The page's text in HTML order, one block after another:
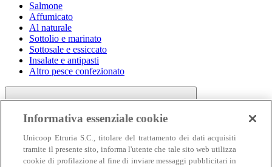
Salmone
Affumicato
Al naturale
Sottolio e marinato
Sottosale e essiccato
Insalate e antipasti
Altro pesce confezionato
Informativa essenziale cookie
Unicoop Etruria S.C., titolare del trattamento dei dati acquisiti
tramite il presente sito, informa l'utente che tale sito web utilizza
cookie di profilazione al fine di inviare messaggi pubblicitari in